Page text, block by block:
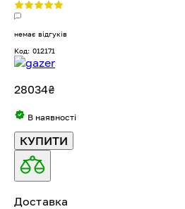
немає відгуків
Код: 012171
28034₴
В наявності
КУПИТИ
Доставка